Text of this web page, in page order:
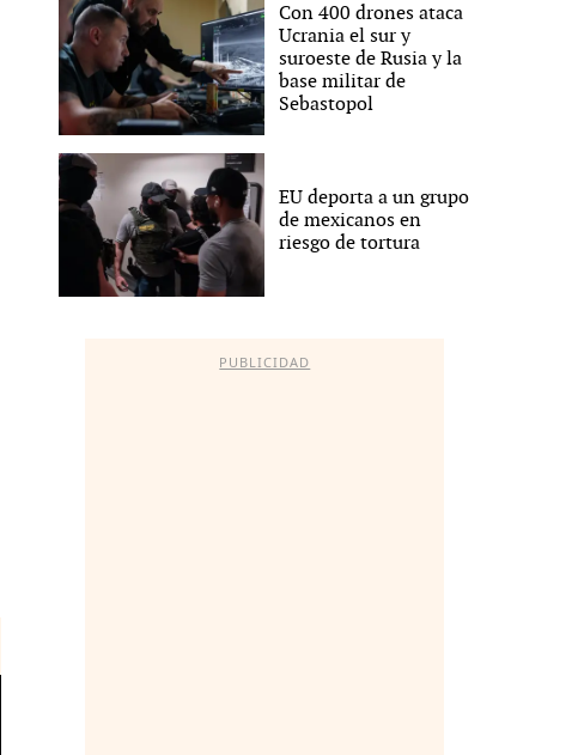
Con 400 drones ataca
Ucrania el sur y
suroeste de Rusia y la
base militar de
Sebastopol
EU deporta a un grupo
de mexicanos en
riesgo de tortura
PUBLICIDAD